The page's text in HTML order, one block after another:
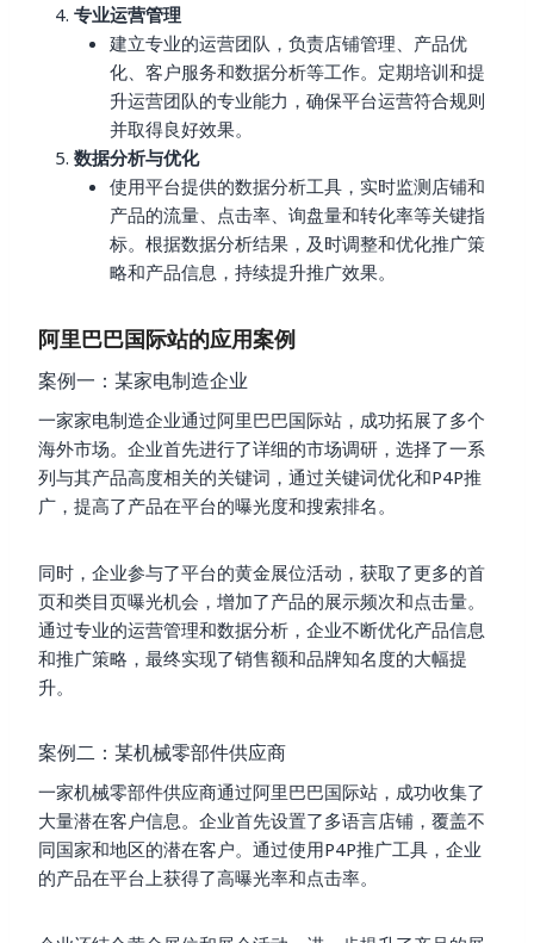
专业运营管理
建立专业的运营团队，负责店铺管理、产品优
化、客户服务和数据分析等工作。定期培训和提
升运营团队的专业能力，确保平台运营符合规则
并取得良好效果。
数据分析与优化
使用平台提供的数据分析工具，实时监测店铺和
产品的流量、点击率、询盘量和转化率等关键指
标。根据数据分析结果，及时调整和优化推广策
略和产品信息，持续提升推广效果。
阿里巴巴国际站的应用案例
案例一：某家电制造企业
一家家电制造企业通过阿里巴巴国际站，成功拓展了多个
海外市场。企业首先进行了详细的市场调研，选择了一系
列与其产品高度相关的关键词，通过关键词优化和P4P推
广，提高了产品在平台的曝光度和搜索排名。
同时，企业参与了平台的黄金展位活动，获取了更多的首
页和类目页曝光机会，增加了产品的展示频次和点击量。
通过专业的运营管理和数据分析，企业不断优化产品信息
和推广策略，最终实现了销售额和品牌知名度的大幅提
升。
案例二：某机械零部件供应商
一家机械零部件供应商通过阿里巴巴国际站，成功收集了
大量潜在客户信息。企业首先设置了多语言店铺，覆盖不
同国家和地区的潜在客户。通过使用P4P推广工具，企业
的产品在平台上获得了高曝光率和点击率。